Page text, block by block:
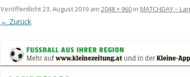
INTERNATIONALE LOGOS FÜR
FREUNDSCHAFTSSPIELE
FUSION VON
N DER STEIERMARK
Veröffentlicht23. August 2019 am 2048 × 960 in MATCHDAY –
← Zurück